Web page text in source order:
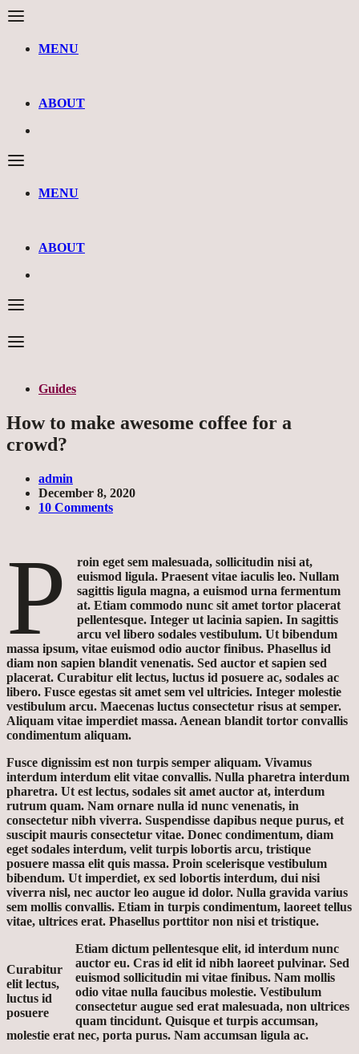
MENU
ABOUT
MENU
ABOUT
Guides
How to make awesome coffee for a
crowd?
admin
December 8, 2020
10 Comments
P
roin eget sem malesuada, sollicitudin nisi at,
euismod ligula. Praesent vitae iaculis leo. Nullam
sagittis ligula magna, a euismod urna fermentum
at. Etiam commodo nunc sit amet tortor placerat
pellentesque. Integer ut lacinia sapien. In sagittis
arcu vel libero sodales vestibulum. Ut bibendum
massa ipsum, vitae euismod odio auctor finibus. Phasellus id
diam non sapien blandit venenatis. Sed auctor et sapien sed
placerat. Curabitur elit lectus, luctus id posuere ac, sodales ac
libero. Fusce egestas sit amet sem vel ultricies. Integer molestie
vestibulum arcu. Maecenas luctus consectetur risus at semper.
Aliquam vitae imperdiet massa. Aenean blandit tortor convallis
condimentum aliquam.
Fusce dignissim est non turpis semper aliquam. Vivamus
interdum interdum elit vitae convallis. Nulla pharetra interdum
pharetra. Ut est lectus, sodales sit amet auctor at, interdum
rutrum quam. Nam ornare nulla id nunc venenatis, in
consectetur nibh viverra. Suspendisse dapibus neque purus, et
suscipit mauris consectetur vitae. Donec condimentum, diam
eget sodales interdum, velit turpis lobortis arcu, tristique
posuere massa elit quis massa. Proin scelerisque vestibulum
bibendum. Ut imperdiet, ex sed lobortis interdum, dui nisi
viverra nisl, nec auctor leo augue id dolor. Nulla gravida varius
sem mollis convallis. Etiam in turpis condimentum, laoreet tellus
vitae, ultrices erat. Phasellus porttitor non nisi et tristique.
Curabitur
elit lectus,
luctus id
posuere
Etiam dictum pellentesque elit, id interdum nunc
auctor eu. Cras id elit id nibh laoreet pulvinar. Sed
euismod sollicitudin mi vitae finibus. Nam mollis
odio vitae nulla faucibus molestie. Vestibulum
consectetur augue sed erat malesuada, non ultrices
quam tincidunt. Quisque et turpis accumsan,
molestie erat nec, porta purus. Nam accumsan ligula ac.